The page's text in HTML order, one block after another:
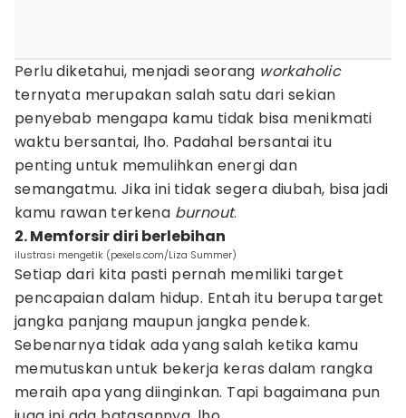
Perlu diketahui, menjadi seorang workaholic
ternyata merupakan salah satu dari sekian
penyebab mengapa kamu tidak bisa menikmati
waktu bersantai, lho. Padahal bersantai itu
penting untuk memulihkan energi dan
semangatmu. Jika ini tidak segera diubah, bisa jadi
kamu rawan terkena burnout.
2. Memforsir diri berlebihan
ilustrasi mengetik (pexels.com/Liza Summer)
Setiap dari kita pasti pernah memiliki target
pencapaian dalam hidup. Entah itu berupa target
jangka panjang maupun jangka pendek.
Sebenarnya tidak ada yang salah ketika kamu
memutuskan untuk bekerja keras dalam rangka
meraih apa yang diinginkan. Tapi bagaimana pun